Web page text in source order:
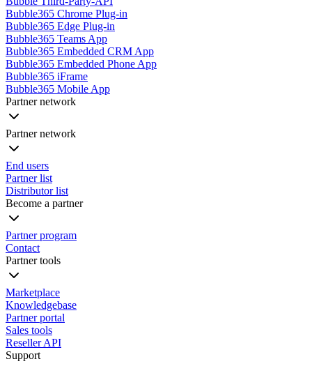
Bubble365 Chrome Plug-in
Bubble365 Edge Plug-in
Bubble365 Teams App
Bubble365 Embedded CRM App
Bubble365 Embedded Phone App
Bubble365 iFrame
Bubble365 Mobile App
Partner network
Partner network
End users
Partner list
Distributor list
Become a partner
Partner program
Contact
Partner tools
Marketplace
Knowledgebase
Partner portal
Sales tools
Reseller API
Support